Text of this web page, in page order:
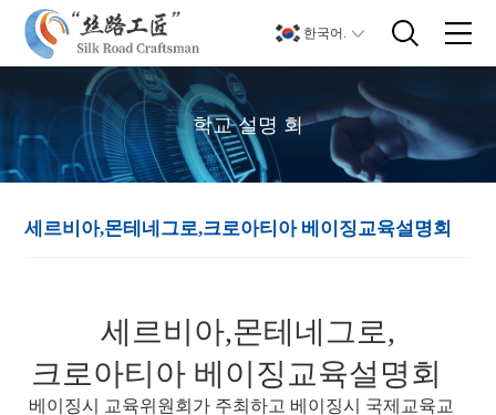
한국어.
학교 설명 회
세르비아,몬테네그로,크로아티아 베이징교육설명회
세르비아,몬테네그로,
크로아티아 베이징교육설명회
베이징시 교육위원회가 주최하고 베이징시 국제교육교